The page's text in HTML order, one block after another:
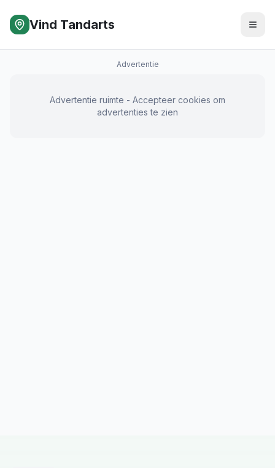
Vind Tandarts
Advertentie
Advertentie ruimte - Accepteer cookies om
advertenties te zien